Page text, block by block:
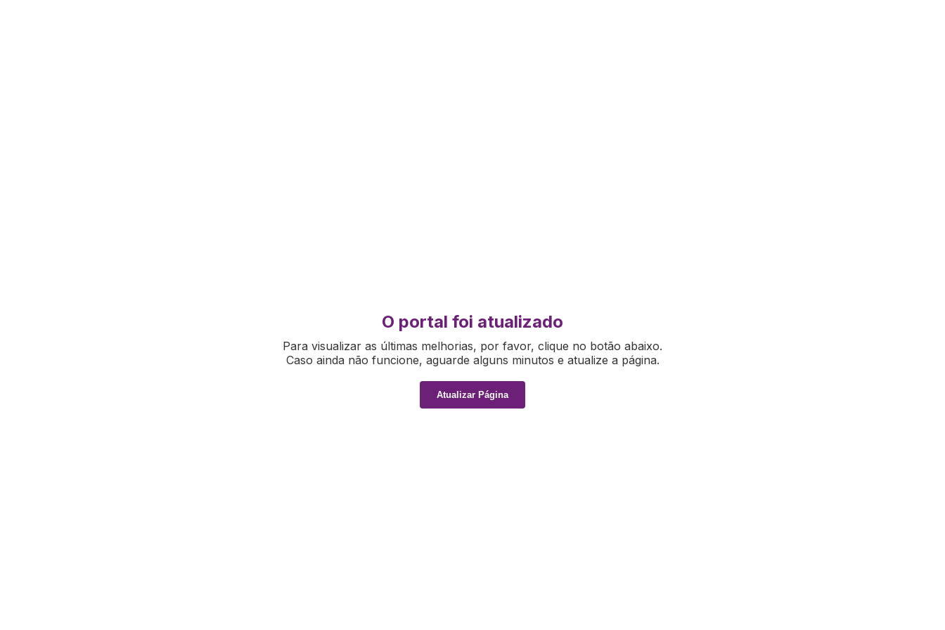
O portal foi atualizado
Para visualizar as últimas melhorias, por favor, clique no botão abaixo.
Caso ainda não funcione, aguarde alguns minutos e atualize a página.
Atualizar Página